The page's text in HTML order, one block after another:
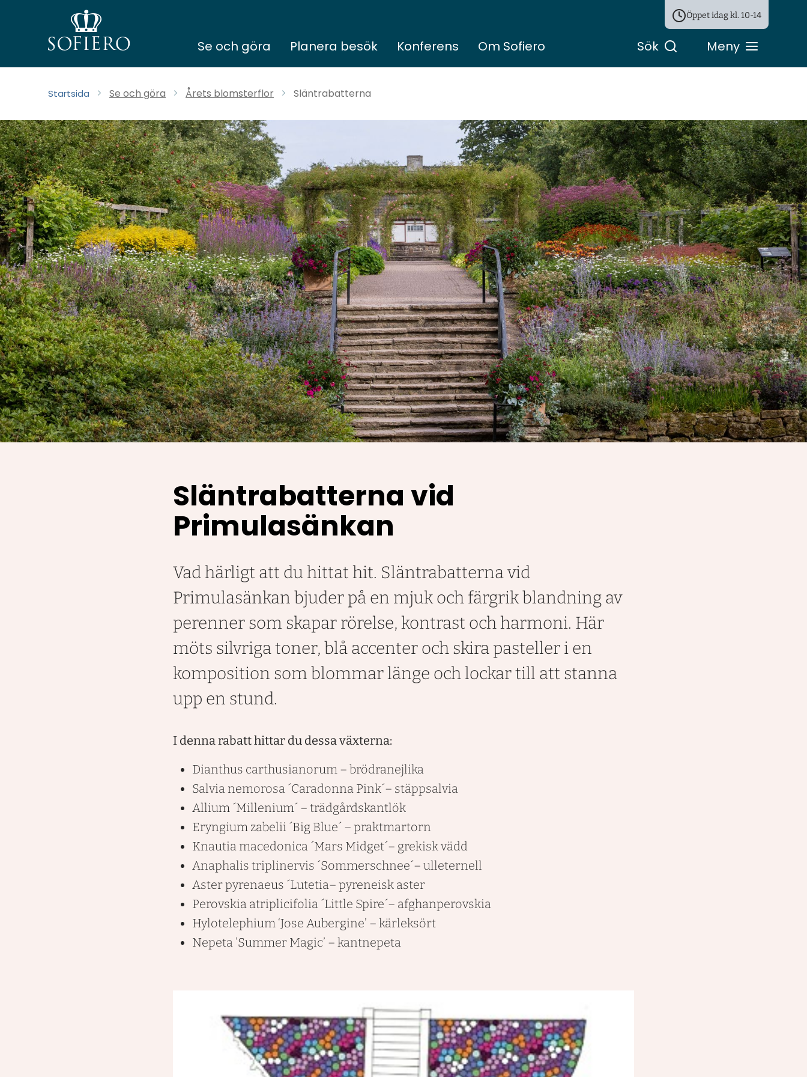
Se och göra Planera besök Konferens Om Sofiero
Öppet idag kl. 10-14
Sök Meny
Startsida Se och göra Årets blomsterflor Släntrabatterna
Släntrabatterna vid
Primulasänkan
Vad härligt att du hittat hit. Släntrabatterna vid
Primulasänkan bjuder på en mjuk och färgrik blandning av
perenner som skapar rörelse, kontrast och harmoni. Här
möts silvriga toner, blå accenter och skira pasteller i en
komposition som blommar länge och lockar till att stanna
upp en stund.
I denna rabatt hittar du dessa växterna:
Dianthus carthusianorum – brödranejlika
Salvia nemorosa ´Caradonna Pink´– stäppsalvia
Allium ´Millenium´ – trädgårdskantlök
Eryngium zabelii ´Big Blue´ – praktmartorn
Knautia macedonica ´Mars Midget´– grekisk vädd
Anaphalis triplinervis ´Sommerschnee´– ulleternell
Aster pyrenaeus ´Lutetia– pyreneisk aster
Perovskia atriplicifolia ´Little Spire´– afghanperovskia
Hylotelephium ‘Jose Aubergine’ – kärleksört
Nepeta ’Summer Magic’ – kantnepeta